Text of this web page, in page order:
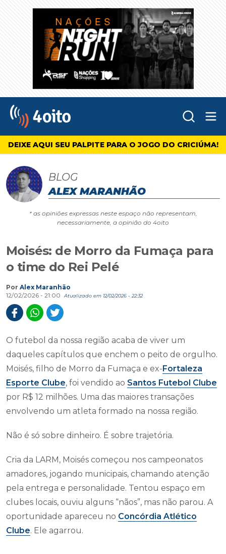
4oito
DEIXE AQUI SEU PALPITE PARA O JOGO DO CRICIÚMA!
BLOG
ALEX MARANHÃO
* as opiniões expressas neste espaço não representam,
necessariamente, a opinião do 4oito
Moisés: de Morro da Fumaça para
o time do Rei Pelé
Por Alex Maranhão
12/02/2026 - 21:00
Atualizado em 12/02/2026 - 22:32
O futebol da nossa região acaba de viver um
daqueles capítulos que enchem o peito de orgulho.
Moisés, filho de Morro da Fumaça e ex-Fortaleza
Esporte Clube, foi vendido ao Santos Futebol Clube
por R$ 12 milhões. Uma das maiores transações
envolvendo um atleta formado na nossa região.
Não é só sobre dinheiro. É sobre trajetória.
Cria da LARM, Moisés começou nos campeonatos
amadores, jogando municipais, chamando atenção
pela entrega e personalidade. Tentou espaço em
clubes locais, ouviu alguns “nãos”, mas não parou. A
oportunidade apareceu no Concórdia Atlético
Clube. Ele agarrou.